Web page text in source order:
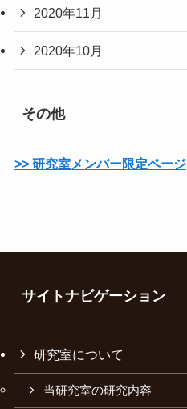
2020年11月
2020年10月
その他
>> 研究室メンバー限定ページ
サイトナビゲーション
研究室について
当研究室の研究内容